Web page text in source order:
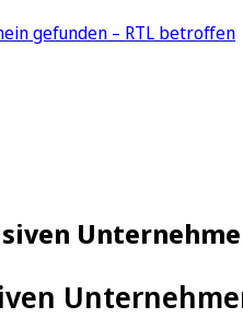
gefunden – RTL betroffen